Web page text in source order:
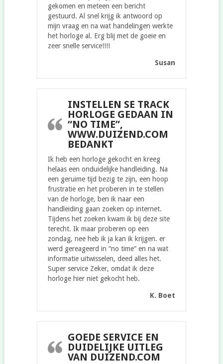
gekomen en meteen een bericht
gestuurd. Al snel krijg ik antwoord op
mijn vraag en na wat handelingen werkte
het horloge al. Erg blij met de goeie en
zeer snelle service!!!!
Susan
INSTELLEN SE TRACK
HORLOGE GEDAAN IN
“NO TIME”,
WWW.DUIZEND.COM
BEDANKT
Ik heb een horloge gekocht en kreeg
helaas een onduidelijke handleiding. Na
een geruime tijd bezig te zijn, een hoop
frustratie en het proberen in te stellen
van de horloge, ben ik naar een
handleiding gaan zoeken op internet.
Tijdens het zoeken kwam ik bij deze site
terecht. Ik maar proberen op een
zondag, nee heb ik ja kan ik krijgen. er
werd gereageerd in “no time” en na wat
informatie uitwisselen, deed alles het.
Super service Zeker, omdat ik deze
horloge hier niet gekocht heb.
K. Boet
GOEDE SERVICE EN
DUIDELIJKE UITLEG
VAN DUIZEND.COM